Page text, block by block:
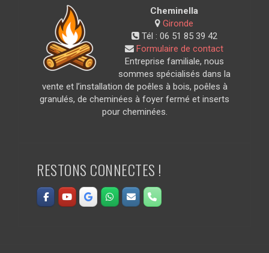
Cheminella
Gironde
Tél : 06 51 85 39 42
Formulaire de contact
Entreprise familiale, nous
sommes spécialisés dans la
vente et l’installation de poêles à bois, poêles à
granulés, de cheminées à foyer fermé et inserts
pour cheminées.
RESTONS CONNECTES !